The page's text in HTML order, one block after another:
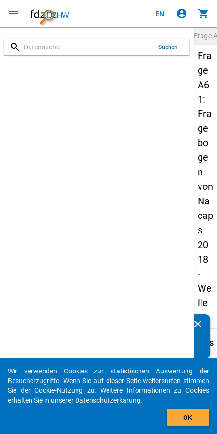
menu EN account_circle shopping_cart
search Suchen
Frage
Fra
ge
A6
1:
Fra
ge
bo
ge
n
von
Na
cap
s
20
18
-
We
lle
4
Details
A61
clear
auto_stories
add_shopping_cart
Wir verwenden Cookies zur statistischen Auswertung der
Besucherzugriffe. Wenn Sie auf dieser Seite weitersurfen stimmen
Sie der Cookie-Nutzung zu. Weitere Informationen zu Cookies
erhalten Sie in unserer Datenschutzerkärung.
OK